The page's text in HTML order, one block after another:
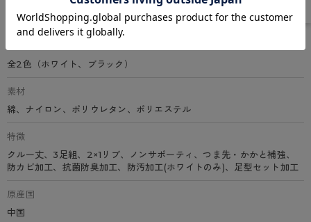
24～25cm、25～26cm、26～27cm
全2色（ホワイト、ブラック）
素材
綿、ナイロン、ポリウレタン、ポリエステル
特徴
クルー丈、3足組、2×1リブ、ノンサポーティ、つま先・かかと補強、
防カビ加工、抗菌防臭加工、防汚加工(ホワイトのみ)、足型セット加工
原産国
中国